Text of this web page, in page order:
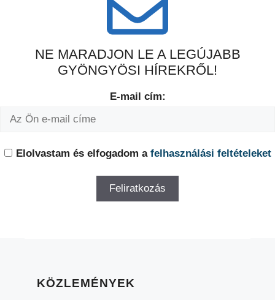
NE MARADJON LE A LEGÚJABB
GYÖNGYÖSI HÍREKRŐL!
E-mail cím:
Elolvastam és elfogadom a felhasználási feltételeket
KÖZLEMÉNYEK